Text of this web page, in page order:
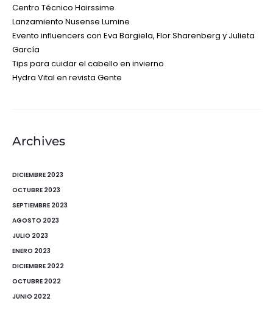
Centro Técnico Hairssime
Lanzamiento Nusense Lumine
Evento influencers con Eva Bargiela, Flor Sharenberg y Julieta
García
Tips para cuidar el cabello en invierno
Hydra Vital en revista Gente
Archives
DICIEMBRE 2023
OCTUBRE 2023
SEPTIEMBRE 2023
AGOSTO 2023
JULIO 2023
ENERO 2023
DICIEMBRE 2022
OCTUBRE 2022
JUNIO 2022